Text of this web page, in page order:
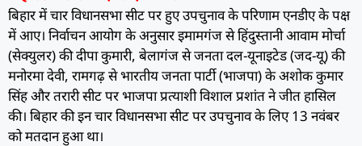
बिहार में चार विधानसभा सीट पर हुए उपचुनाव के परिणाम एनडीए के पक्ष
में आए। निर्वाचन आयोग के अनुसार इमामगंज से हिंदुस्तानी आवाम मोर्चा
(सेक्युलर) की दीपा कुमारी, बेलागंज से जनता दल-यूनाइटेड (जद-यू) की
मनोरमा देवी, रामगढ़ से भारतीय जनता पार्टी (भाजपा) के अशोक कुमार
सिंह और तरारी सीट पर भाजपा प्रत्याशी विशाल प्रशांत ने जीत हासिल
की। बिहार की इन चार विधानसभा सीट पर उपचुनाव के लिए 13 नवंबर
को मतदान हुआ था।